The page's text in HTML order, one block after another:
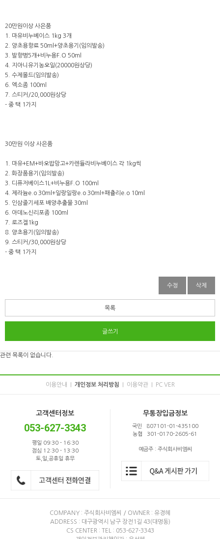
20만원이상 사은품
1. 마유비누베이스 1kg 3개
2. 양초용향료 50ml+양초용기(임의발송)
3. 발향병5개+비누용F.O 50ml
4. 지아니유기농오일(20000원상당)
5. 수제몰드(임의발송)
6. 엑소좀 100ml
7. 스티커/20,000원상당
- 중 택 1가지
30만원 이상 사은품
1. 마유+EM+바오밥망고+카렌듈라비누베이스 각 1kg씩
2. 화장품용기(임의발송)
3. 디퓨저베이스1L+비누용F.O 100ml
4. 제라늄e.o 30ml+일랑일랑e.o 30ml+패츌리e.o 10ml
5. 인삼줄기세포 배양추출물 30ml
6. 아데노신리포좀 100ml
7. 로즈겔1kg
8. 양초용기(임의발송)
9. 스티커/30,000원상당
- 중 택 1가지
수정 삭제
목록
글쓰기
관련 목록이 없습니다.
이용안내 개인정보 처리방침 이용약관 PC VER
고객센터정보
053-627-3343
평일 09:30 - 16:30
점심 12:30 - 13:30
토,일,공휴일 휴무
무통장입금정보
국민 807101-01-435100
농협 301-0170-2605-61
예금주 : 주식회사비엠씨
COMPANY : 주식회사비엠씨 / OWNER : 유경혜
ADDRESS : 대구광역시 남구 장전1길 43(대명동)
CS CENTER : TEL : 053-627-3343